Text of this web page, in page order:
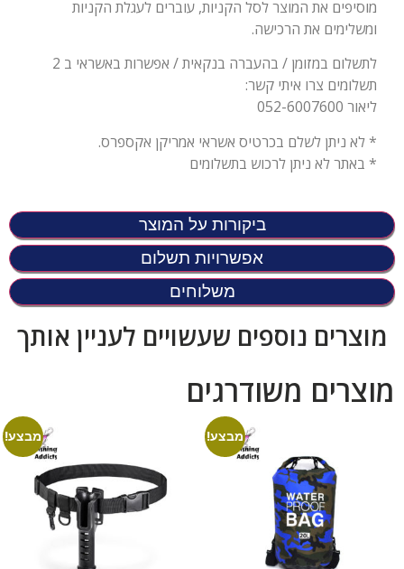
ביקורות על המוצר
אפשרויות תשלום
משלוחים
מוסיפים את המוצר לסל הקניות, עוברים לעגלת הקניות
ומשלימים את הרכישה.
לתשלום במזומן / בהעברה בנקאית / אפשרות באשראי ב 2
תשלומים צרו איתי קשר:
ליאור 052-6007600
* לא ניתן לשלם בכרטיס אשראי אמריקן אקספרס.
* באתר לא ניתן לרכוש בתשלומים
מוצרים נוספים שעשויים לעניין אותך
מוצרים משודרגים
מבצע! מבצע!